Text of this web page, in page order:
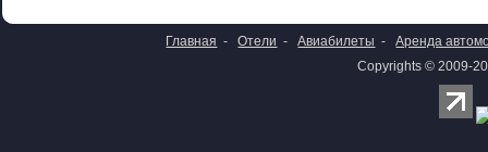
Главная - Отели - Авиабилеты -
Аренда
Copyrights © 2009-